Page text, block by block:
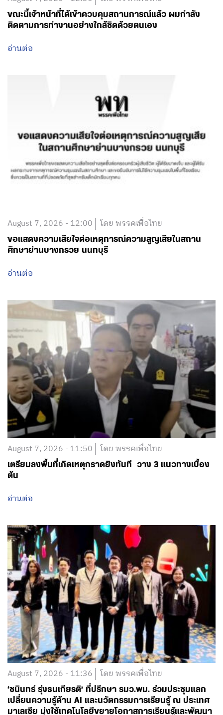
ขณะนี้เจ้าหน้าที่ได้เข้าควบคุมสถานการณ์แล้ว ผมกำลัง
ติดตามการทำงานอย่างใกล้ชิดด้วยตนเอง
อ่านต่อ
August 7, 2026 - 12:00 โดย พรรคเพื่อไทย
ขอแสดงความเสียใจต่อเหตุการณ์ความสูญเสียในสถาน
ศึกษาย่านบางกรวย นนทบุรี
อ่านต่อ
August 7, 2026 - 11:50 โดย พรรคเพื่อไทย
เตรียมลงพื้นที่เกิดเหตุกราดยิงทันที วาง 3 แนวทางเบื้อง
ต้น
อ่านต่อ
August 7, 2026 - 11:36 โดย พรรคเพื่อไทย
‘ชนินทร์ รุ่งธนเกียรติ’ ที่ปรึกษา รมว.พม. ร่วมประชุมแลก
เปลี่ยนความรู้ด้าน AI และนวัตกรรมการเรียนรู้ ณ ประเทศ
มาเลเซีย มุ่งใช้เทคโนโลยีขยายโอกาสการเรียนรู้และพัฒนา